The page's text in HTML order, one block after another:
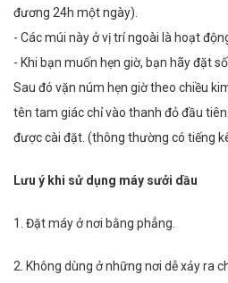
đương 24h một ngày).
- Các múi này ở vị trí ngoài là hoạt
- Khi bạn muốn hẹn giờ, bạn hãy đặt
Sau đó vặn núm hẹn giờ theo chiều
tên tam giác chỉ vào thanh đỏ đầu
được cài đặt. (thông thường có tiếng
Lưu ý khi sử dụng máy sưởi dầu
1. Đặt máy ở nơi bằng phẳng.
2. Không dùng ở những nơi dễ xảy ra